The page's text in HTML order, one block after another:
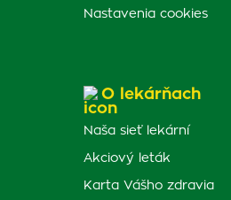
Nastavenia cookies
O lekárňach
Naša sieť lekární
Akciový leták
Karta Vášho zdravia